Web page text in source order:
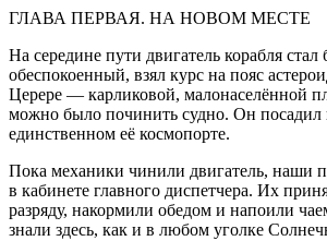
ГЛАВА ПЕРВАЯ. НА НОВОМ МЕСТЕ
На середине пути двигатель корабля
обеспокоенный, взял курс на пояс
Церере — карликовой, малонаселённой
можно было починить судно. Он посадил
единственном её космопорте.
Пока механики чинили двигатель, наши
в кабинете главного диспетчера. Их
разряду, накормили обедом и напоили
знали здесь, как и в любом уголке